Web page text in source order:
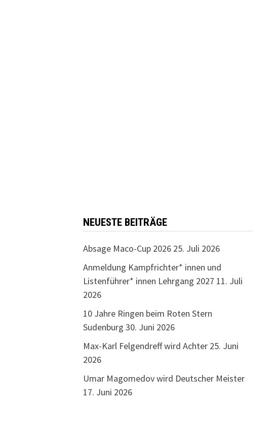
NEUESTE BEITRÄGE
Absage Maco-Cup 2026 25. Juli 2026
Anmeldung Kampfrichter* innen und
Listenführer* innen Lehrgang 2027 11. Juli
2026
10 Jahre Ringen beim Roten Stern
Sudenburg 30. Juni 2026
Max-Karl Felgendreff wird Achter 25. Juni
2026
Umar Magomedov wird Deutscher Meister
17. Juni 2026